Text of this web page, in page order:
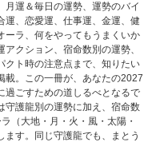
月運＆毎日の運勢、運勢のバイ
運、恋愛運、仕事運、金運、健
ーラ、何をやってもうまくいか
アクション、宿命数別の運勢、
クト時の注意点まで、知りたい
載。この一冊が、あなたの2027
過ごすための道しるべとなるで
守護龍別の運勢に加え、宿命数
（大地・月・火・風・太陽・
ます。同じ守護龍でも、まとう